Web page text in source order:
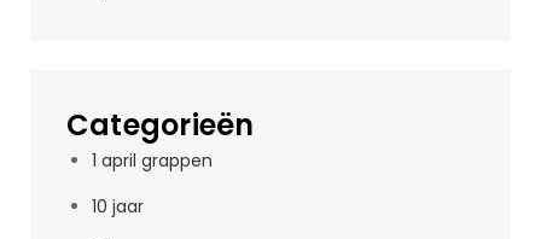
Categorieën
1 april grappen
10 jaar